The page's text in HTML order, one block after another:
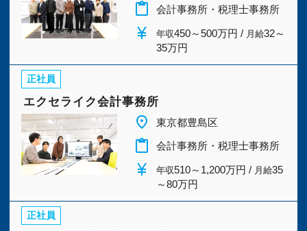
PC版サイトを見る
採用ご担当者様
content_paste 会計事務所・税理士事務所
currency_yen 年収450～500万円 / 月給32～
35万円
正社員
エクセライク会計事務所
place 東京都豊島区
content_paste 会計事務所・税理士事務所
currency_yen 年収510～1,200万円 / 月給35
～80万円
正社員